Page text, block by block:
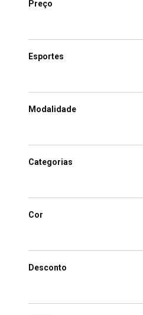
Preço
Esportes
Modalidade
Categorias
Cor
Desconto